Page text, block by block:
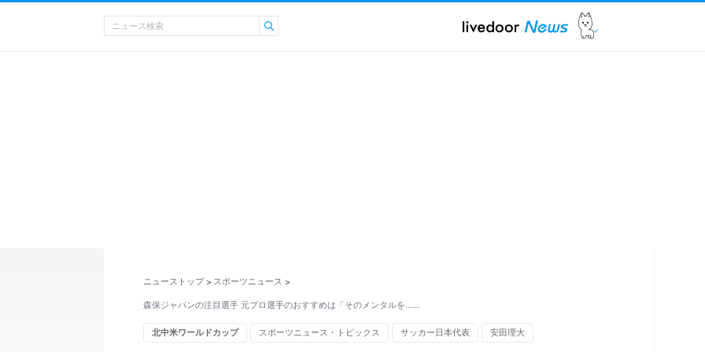
ニューストップ > スポーツニュース >
森保ジャパンの注目選手 元プロ選手のおすすめは「そのメンタルを……
北中米ワールドカップ スポーツニュース・トピックス サッカー日本代表 安田理大